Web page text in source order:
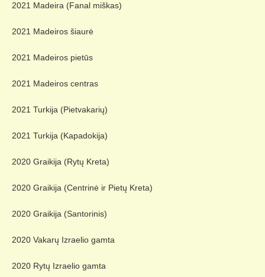
2021 Madeira (Fanal miškas)
2021 Madeiros šiaurė
2021 Madeiros pietūs
2021 Madeiros centras
2021 Turkija (Pietvakarių)
2021 Turkija (Kapadokija)
2020 Graikija (Rytų Kreta)
2020 Graikija (Centrinė ir Pietų Kreta)
2020 Graikija (Santorinis)
2020 Vakarų Izraelio gamta
2020 Rytų Izraelio gamta